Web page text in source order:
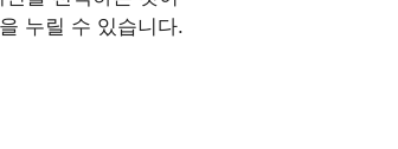
누릴 수 있습니다.